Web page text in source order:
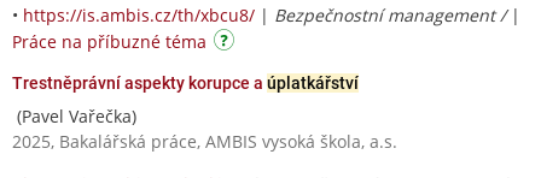
• https://is.ambis.cz/th/xbcu8/ | Bezpečnostní management / |
Práce na příbuzné téma
Trestněprávní aspekty korupce a úplatkářství
(Pavel Vařečka)
2025, Bakalářská práce, AMBIS vysoká škola, a.s.